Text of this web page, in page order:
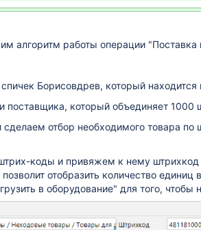
алгоритм работы операции "Поставка
спичек Борисовдрев, который
поставщика, который объединяет 1000
сделаем отбор необходимого товара
коды и привяжем к нему
отобразить количество единиц
в оборудование" для того, чтобы